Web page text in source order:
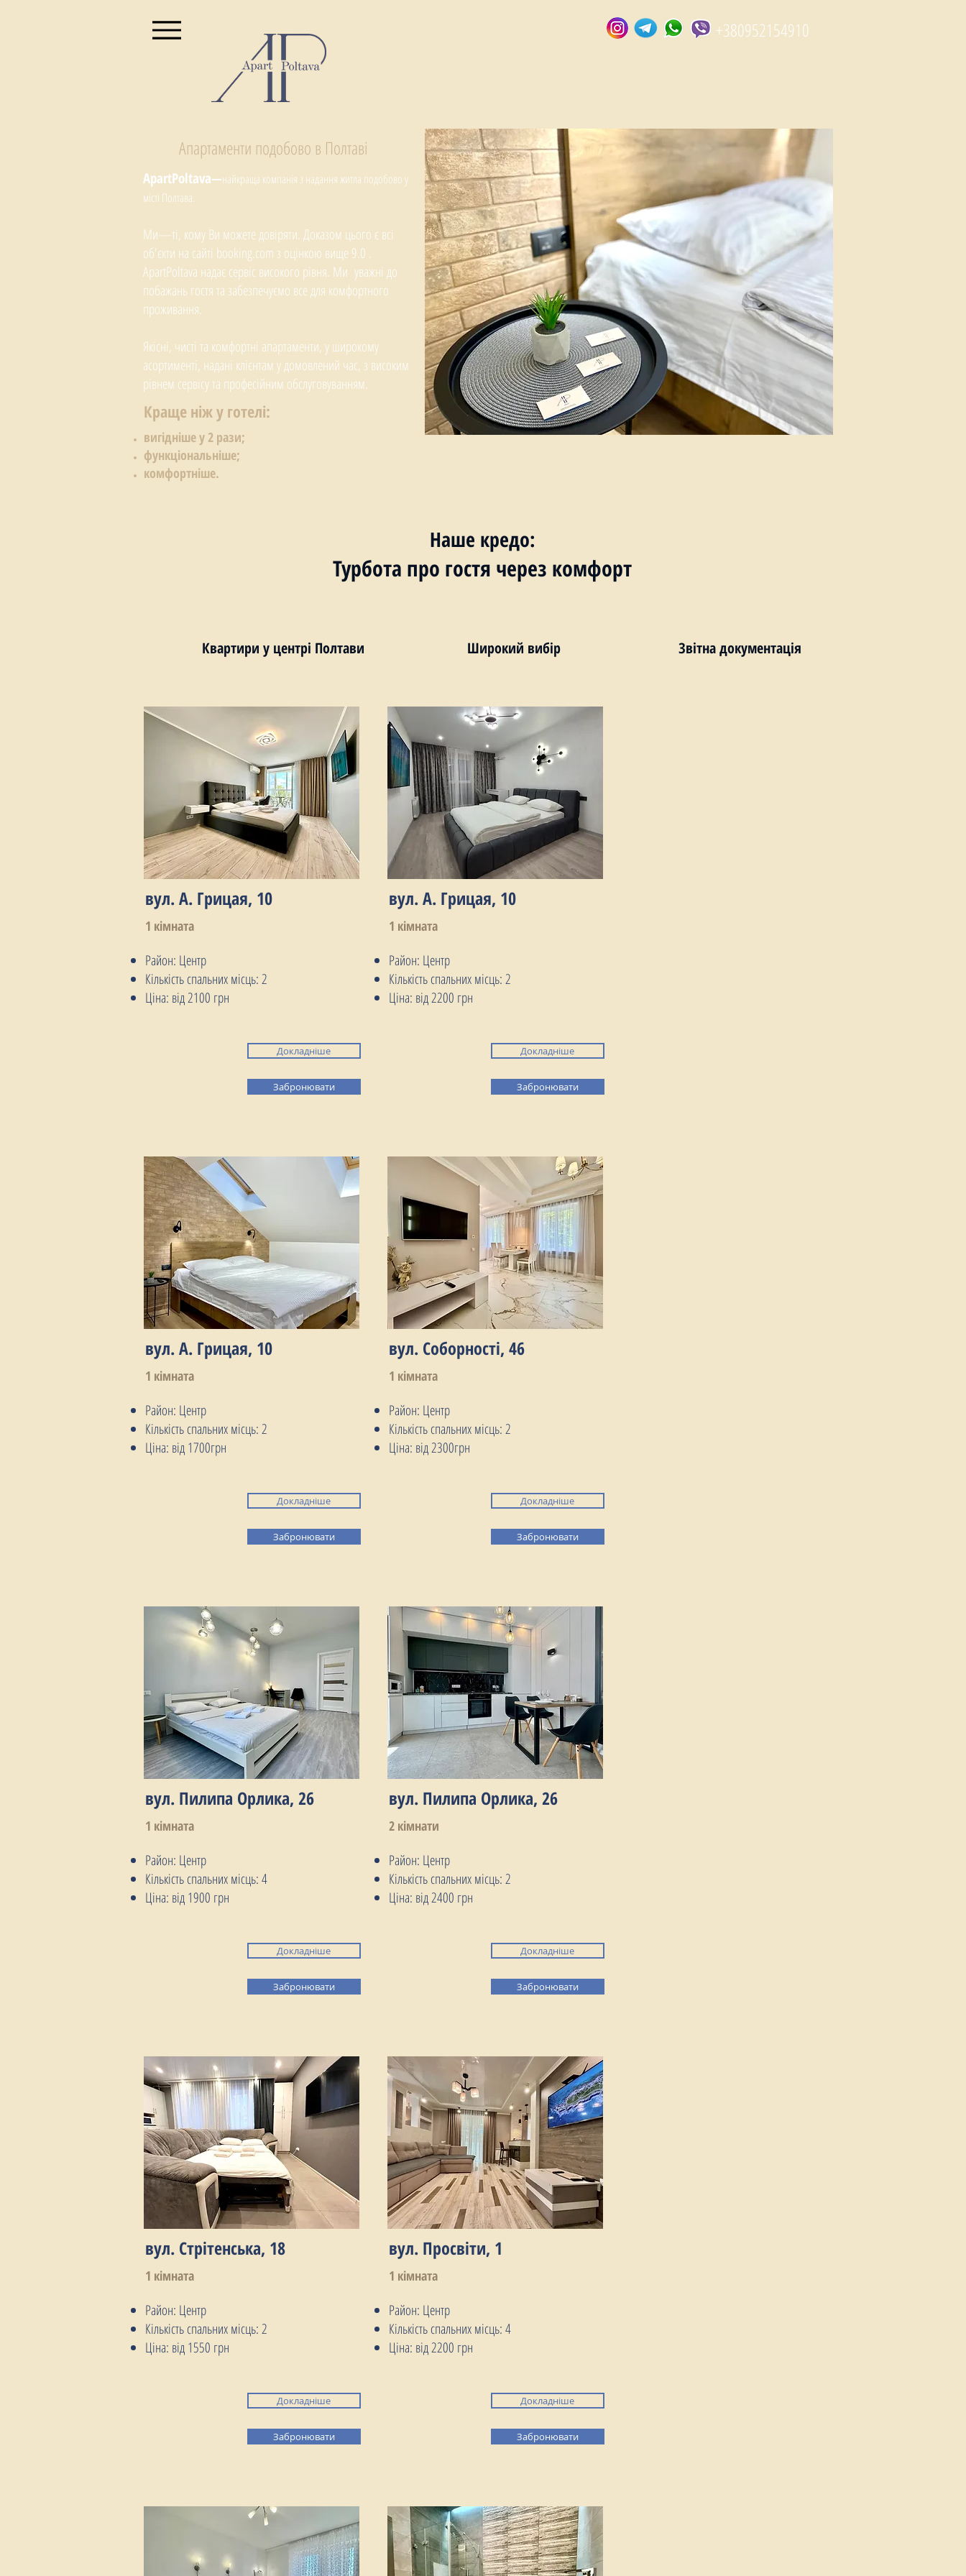
+380952154910
Апартаменти подобово в Полтаві
ApartPoltava—найкраща компанія з надання житла подобовоу
місті Полтава.
Ми—ті, кому Ви можете довіряти. Доказом цього є всі
об'єкти на сайті booking.com з оцінкою вище 9.0 .
ApartPoltava надає сервіс високого рівня. Ми уважні до
побажань гостя та забезпечуємо все для комфортного
проживання.
Якісні, чисті та комфортні апартаменти, у широкому
асортименті, надані клієнтам у домовлений час, з високим
рівнем сервісу та професійним обслуговуванням.
Краще ніж у готелі:
вигідніше у 2 рази;
функціональніше;
комфортніше.
Наше кредо:
Турбота про гостя через комфорт
Квартири у центрі Полтави Широкий вибір Звітна документація
вул. А. Грицая, 10
1 кімната
Район: Центр
Кількість спальних місць: 2
Ціна: від 2100 грн
Докладніше
Забронювати
вул. А. Грицая, 10
1 кімната
Район: Центр
Кількість спальних місць: 2
Ціна: від 1700грн
Докладніше
Забронювати
вул. Пилипа Орлика, 26
1 кімната
Район: Центр
Кількість спальних місць: 4
Ціна: від 1900 грн
Докладніше
Забронювати
вул. Стрітенська, 18
1 кімната
Район: Центр
Кількість спальних місць: 2
Ціна: від 1550 грн
Докладніше
Забронювати
вул. А. Грицая, 10
1 кімната
Район: Центр
Кількість спальних місць: 2
Ціна: від 2200 грн
Докладніше
Забронювати
вул. Соборності, 46
1 кімната
Район: Центр
Кількість спальних місць: 2
Ціна: від 2300грн
Докладніше
Забронювати
вул. Пилипа Орлика, 26
2 кімнати
Район: Центр
Кількість спальних місць: 2
Ціна: від 2400 грн
Докладніше
Забронювати
вул. Просвіти, 1
1 кімната
Район: Центр
Кількість спальних місць: 4
Ціна: від 2200 грн
Докладніше
Забронювати